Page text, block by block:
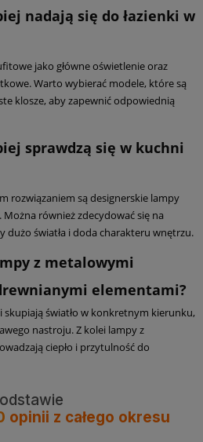
nadają się do łazienki w
jako główne oświetlenie oraz
Warto wybierać modele, które są
klosze, aby zapewnić odpowiednią
sprawdzą się w kuchni
rozwiązaniem są designerskie lampy
Można również zdecydować się na
dużo światła i doda charakteru wnętrzu.
z metalowymi
elementami?
światło w konkretnym kierunku,
nastroju. Z kolei lampy z
ciepło i przytulność do
opinii z całego okresu